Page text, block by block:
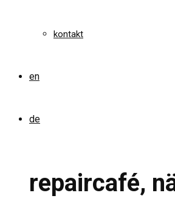
kontakt
en
de
repaircafé,